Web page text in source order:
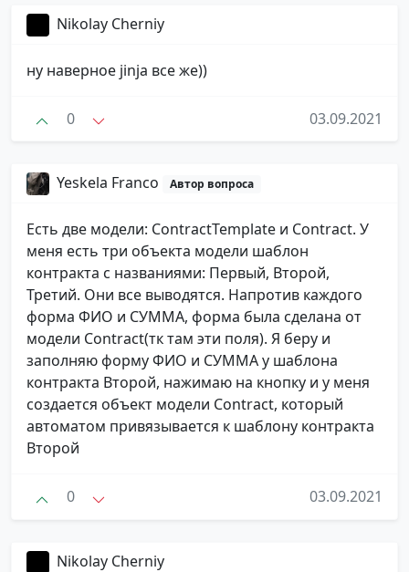
Nikolay Cherniy
ну наверное jinja все же))
0 03.09.2021
Yeskela Franco Автор вопроса
Есть две модели: ContractTemplate и Contract. У
меня есть три объекта модели шаблон
контракта с названиями: Первый, Второй,
Третий. Они все выводятся. Напротив каждого
форма ФИО и СУММА, форма была сделана от
модели Contract(тк там эти поля). Я беру и
заполняю форму ФИО и СУММА у шаблона
контракта Второй, нажимаю на кнопку и у меня
создается объект модели Contract, который
автоматом привязывается к шаблону контракта
Второй
0 03.09.2021
Nikolay Cherniy